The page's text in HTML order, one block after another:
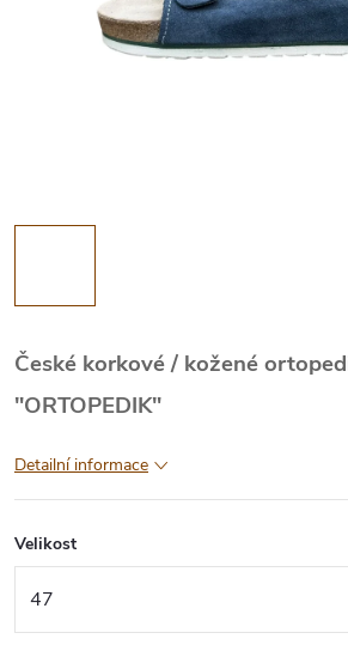
České korkové / kožené
"ORTOPEDIK"
Detailní informace
Velikost